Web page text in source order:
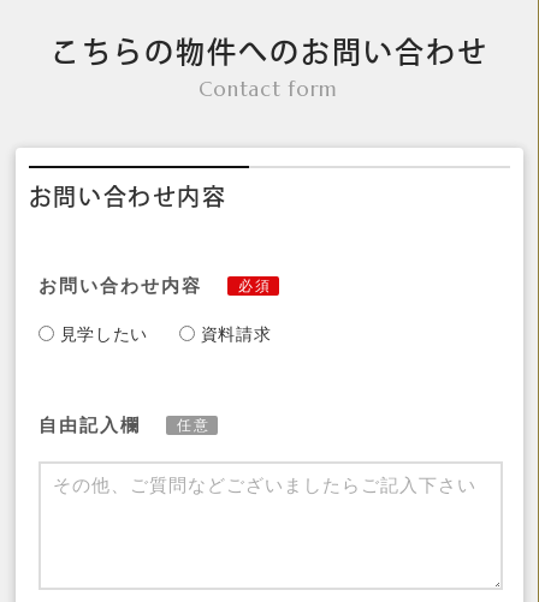
こちらの物件へのお問い合わせ
Contact form
お問い合わせ内容
お問い合わせ内容 必須
見学したい 資料請求
自由記入欄 任意